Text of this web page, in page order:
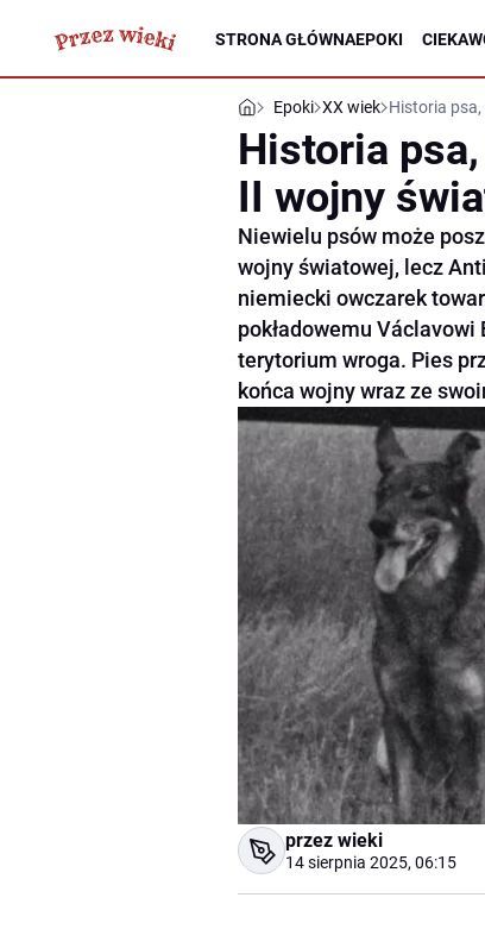
STRONA GŁÓWNAEPOKI
Epoki XX wiek Historia
Historia
II wojny
Niewielu psów może
wojny światowej, lecz
niemiecki owczarek
pokładowemu
terytorium wroga. Pies
końca wojny wraz ze
przez wieki
14 sierpnia 2025, 06:15